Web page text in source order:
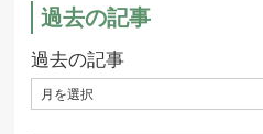
過去の記事
過去の記事